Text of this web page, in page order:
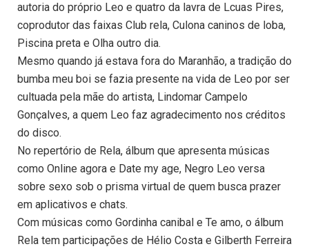
autoria do próprio Leo e quatro da lavra de Lcuas Pires,
coprodutor das faixas Club rela, Culona caninos de loba,
Piscina preta e Olha outro dia.
Mesmo quando já estava fora do Maranhão, a tradição do
bumba meu boi se fazia presente na vida de Leo por ser
cultuada pela mãe do artista, Lindomar Campelo
Gonçalves, a quem Leo faz agradecimento nos créditos
do disco.
No repertório de Rela, álbum que apresenta músicas
como Online agora e Date my age, Negro Leo versa
sobre sexo sob o prisma virtual de quem busca prazer
em aplicativos e chats.
Com músicas como Gordinha canibal e Te amo, o álbum
Rela tem participações de Hélio Costa e Gilberth Ferreira